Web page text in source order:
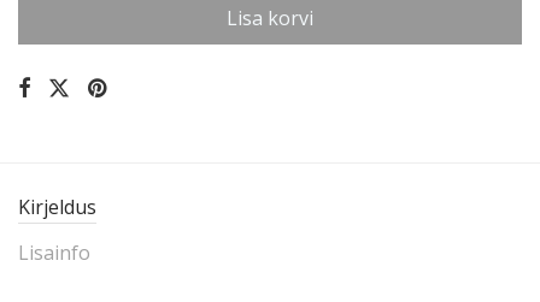
Lisa korvi
Kirjeldus
Lisainfo